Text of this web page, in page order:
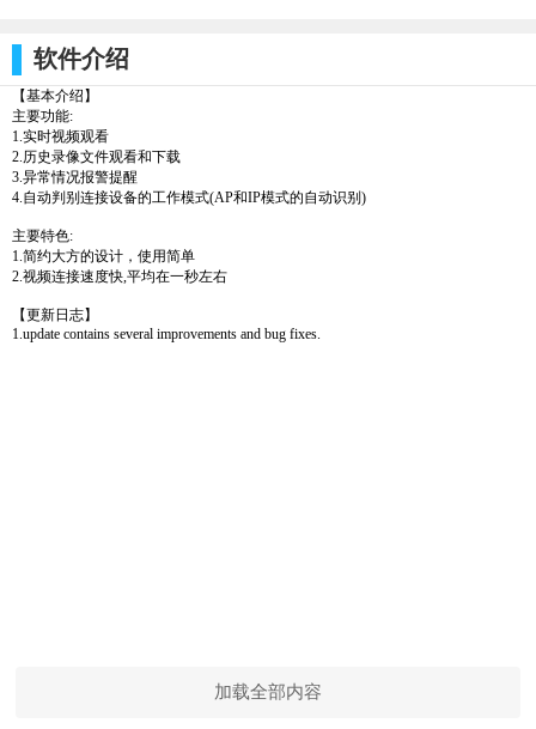
软件介绍
【基本介绍】
主要功能:
1.实时视频观看
2.历史录像文件观看和下载
3.异常情况报警提醒
4.自动判别连接设备的工作模式(AP和IP模式的自动识别)
主要特色:
1.简约大方的设计，使用简单
2.视频连接速度快,平均在一秒左右
【更新日志】
1.update contains several improvements and bug fixes.
加载全部内容